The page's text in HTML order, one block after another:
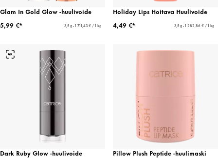
Glam In Gold Glow -huulivoide
5,99 €*
3,5 g - 1 711,43 € / 1 kg
Holiday Lips Hoitava Huulivoide
4,49 €*
3,5 g - 1 282,86 € / 1 kg
Dark Ruby Glow -huulivoide
Pillow Plush Peptide -huulimaski